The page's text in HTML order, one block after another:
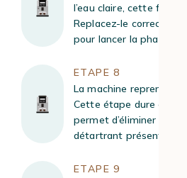
l’eau claire, cette fois
Replacez-le
pour lancer la phase de
ETAPE 8
La machine reprend
Cette étape dure
permet d’éliminer
détartrant présents
ETAPE 9